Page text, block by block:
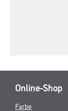
Online-Shop
Farbe